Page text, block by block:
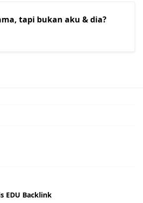
tapi bukan aku & dia?
EDU Backlink